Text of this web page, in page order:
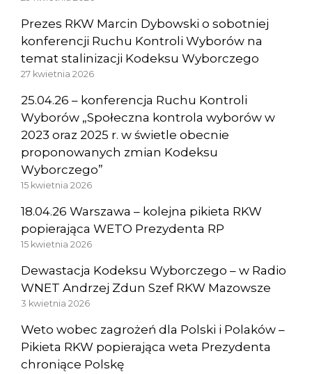
Prezes RKW Marcin Dybowski o sobotniej
konferencji Ruchu Kontroli Wyborów na
temat stalinizacji Kodeksu Wyborczego
27 kwietnia 2026
25.04.26 – konferencja Ruchu Kontroli
Wyborów „Społeczna kontrola wyborów w
2023 oraz 2025 r. w świetle obecnie
proponowanych zmian Kodeksu
Wyborczego”
15 kwietnia 2026
18.04.26 Warszawa – kolejna pikieta RKW
popierająca WETO Prezydenta RP
15 kwietnia 2026
Dewastacja Kodeksu Wyborczego – w Radio
WNET Andrzej Zdun Szef RKW Mazowsze
3 kwietnia 2026
Weto wobec zagrożeń dla Polski i Polaków –
Pikieta RKW popierająca weta Prezydenta
chroniące Polskę